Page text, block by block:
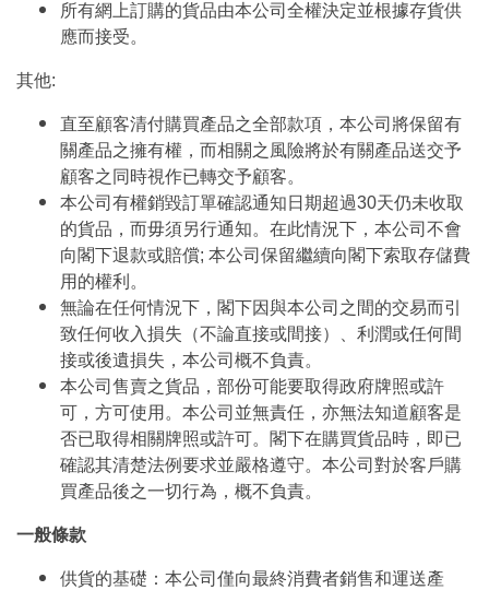
所有網上訂購的貨品由本公司全權決定並根據存貨供
應而接受。
其他:
直至顧客清付購買產品之全部款項，本公司將保留有
關產品之擁有權，而相關之風險將於有關產品送交予
顧客之同時視作已轉交予顧客。
本公司有權銷毀訂單確認通知日期超過30天仍未收取
的貨品，而毋須另行通知。在此情況下，本公司不會
向閣下退款或賠償; 本公司保留繼續向閣下索取存儲費
用的權利。
無論在任何情況下，閣下因與本公司之間的交易而引
致任何收入損失（不論直接或間接）、利潤或任何間
接或後遺損失，本公司概不負責。
本公司售賣之貨品，部份可能要取得政府牌照或許
可，方可使用。本公司並無責任，亦無法知道顧客是
否已取得相關牌照或許可。閣下在購買貨品時，即已
確認其清楚法例要求並嚴格遵守。本公司對於客戶購
買產品後之一切行為，概不負責。
一般條款
供貨的基礎：本公司僅向最終消費者銷售和運送產